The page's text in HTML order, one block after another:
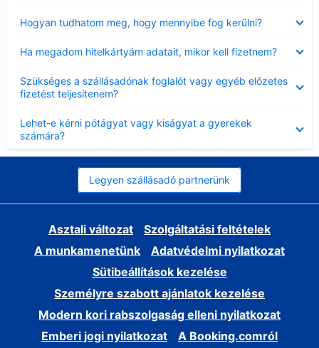
Hogyan tudhatom meg, hogy mennyibe fog kerülni?
Ha megadom hitelkártyám adatait, mikor kell fizetnem?
Szükséges a szállásadónak foglalót vagy egyéb előzetes
fizetést teljesítenem?
Lehet-e kérni pótágyat vagy kiságyat a gyerekek
számára?
Legyen szállásadó partnerünk
Asztali változat
Szolgáltatási feltételek
A munkamenetünk
Adatvédelmi nyilatkozat
Sütibeállítások kezelése
Személyre szabott ajánlatok kezelése
Modern kori rabszolgaság elleni nyilatkozat
Emberi jogi nyilatkozat
A Booking.comról